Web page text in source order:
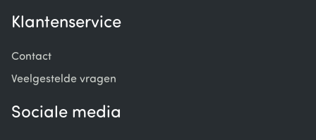
Klantenservice
Contact
Veelgestelde vragen
Sociale media